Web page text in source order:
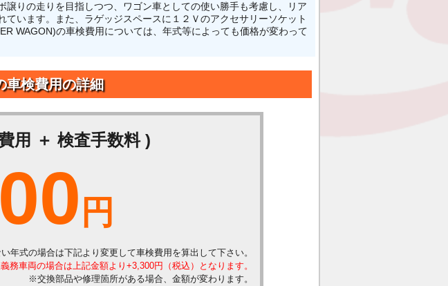
りの走りを目指しつつ、ワゴン車としての使い勝手も考慮し、リア
います。また、ラゲッジスペースに１２Ｖのアクセサリーソケット
WAGON)の車検費用については、年式等によっても価格が変わって
車検費用の詳細
用 ＋ 検査手数料 )
円
式の場合は下記より変更して車検費用を算出して下さい。
務車両の場合は上記金額より+3,300円（税込）となります。
※交換部品や修理箇所がある場合、金額が変わります。